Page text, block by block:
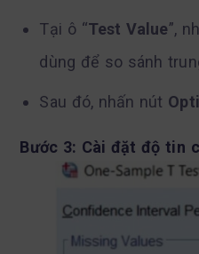
Tại ô “Test Value”,
dùng để so sánh
Sau đó, nhấn nút
Bước 3: Cài đặt độ tin